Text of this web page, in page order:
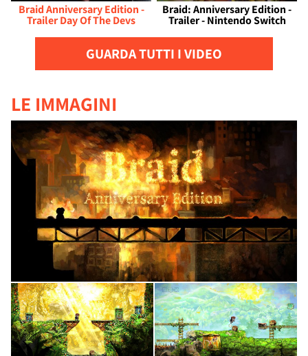
Braid Anniversary Edition -
Trailer Day Of The Devs
Braid: Anniversary Edition -
Trailer - Nintendo Switch
GUARDA TUTTI I VIDEO
LE IMMAGINI